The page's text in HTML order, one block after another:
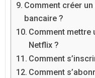
Comment créer
bancaire ?
Comment mettre
Netflix ?
Comment
Comment